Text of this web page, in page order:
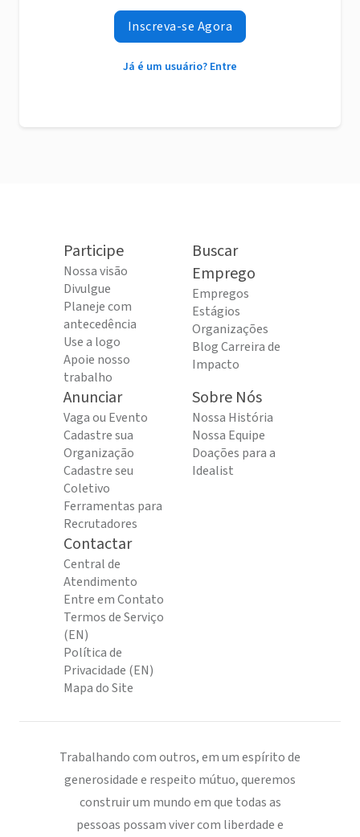
Inscreva-se Agora
Já é um usuário? Entre
Participe
Nossa visão
Divulgue
Planeje com
antecedência
Use a logo
Apoie nosso
trabalho
Buscar
Emprego
Empregos
Estágios
Organizações
Blog Carreira de
Impacto
Anunciar
Vaga ou Evento
Cadastre sua
Organização
Cadastre seu
Coletivo
Ferramentas para
Recrutadores
Sobre Nós
Nossa História
Nossa Equipe
Doações para a
Idealist
Contactar
Central de
Atendimento
Entre em Contato
Termos de Serviço
(EN)
Política de
Privacidade (EN)
Mapa do Site
Trabalhando com outros, em um espírito de
generosidade e respeito mútuo, queremos
construir um mundo em que todas as
pessoas possam viver com liberdade e